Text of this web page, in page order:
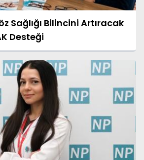
Sağlığı Bilincini Artıracak
Desteği